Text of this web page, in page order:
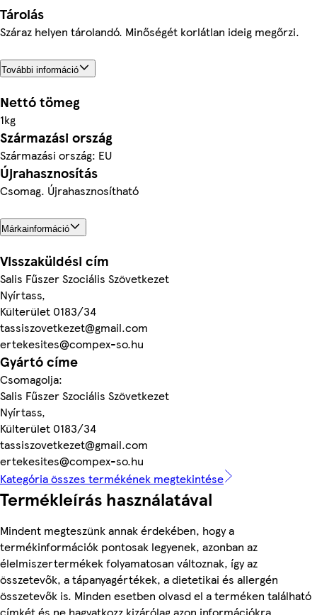
Tárolás
Száraz helyen tárolandó. Minőségét korlátlan ideig megőrzi.
További információ
Nettó tömeg
1kg
Származási ország
Származási ország: EU
Újrahasznosítás
Csomag. Újrahasznosítható
Márkainformáció
Visszaküldési cím
Salis Fűszer Szociális Szövetkezet
Nyírtass,
Külterület 0183/34
tassiszovetkezet@gmail.com
ertekesites@compex-so.hu
Gyártó címe
Csomagolja:
Salis Fűszer Szociális Szövetkezet
Nyírtass,
Külterület 0183/34
tassiszovetkezet@gmail.com
ertekesites@compex-so.hu
Kategória összes termékének megtekintése
Termékleírás használatával
Mindent megteszünk annak érdekében, hogy a
termékinformációk pontosak legyenek, azonban az
élelmiszertermékek folyamatosan változnak, így az
összetevők, a tápanyagértékek, a dietetikai és allergén
összetevők is. Minden esetben olvasd el a terméken található